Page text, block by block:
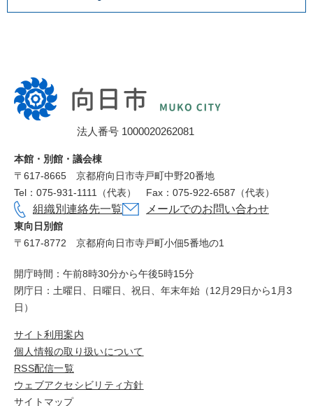
向
日
市
所
法人番号 1000020262081
本館・別館・議会棟
〒617‐8665
京都府向日市寺戸町中野20番地
Tel：075-931-1111（代表）
Fax：075-922-6587（代表）
東向日別館
〒617-8772
京都府向日市寺戸町小佃5番地の1
組織別連絡先一覧 メールでのお問い合わせ
開庁時間：午前8時30分から午後5時15分
閉庁日：土曜日、日曜日、祝日、年末年始（12月29日から1月3
日）
サイト利用案内
個人情報の取り扱いについて
RSS配信一覧
ウェブアクセシビリティ方針
サイトマップ